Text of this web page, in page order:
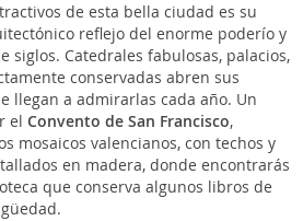
de esta bella ciudad es su
reflejo del enorme poderío y
siglos. Catedrales fabulosas, palacios,
conservadas abren sus
llegan a admirarlas cada año. Un
el Convento de San Francisco,
mosaicos valencianos, con techos y
en madera, donde encontrarás
que conserva algunos libros de